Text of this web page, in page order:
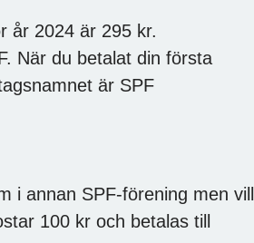
år 2024 är 295 kr.
När du betalat din första
är SPF
i annan SPF-förening men vill
100 kr och betalas till